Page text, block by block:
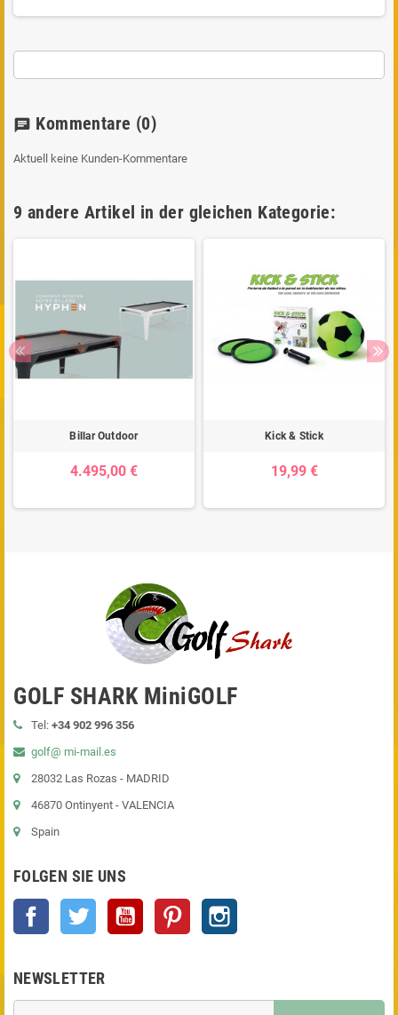
chat Kommentare (0)
Aktuell keine Kunden-Kommentare
9 andere Artikel in der gleichen Kategorie:
Billar Outdoor
4.495,00 €
Kick & Stick
19,99 €
GOLF SHARK MiniGOLF
Tel: +34 902 996 356
golf@ mi-mail.es
28032 Las Rozas - MADRID
46870 Ontinyent - VALENCIA
Spain
FOLGEN SIE UNS
Facebook Twitter YouTube Pinterest
NEWSLETTER